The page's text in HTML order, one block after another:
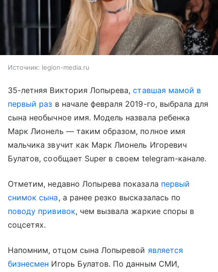
Источник: legion-media.ru
35-летняя Виктория Лопырева,ставшая мамой в
первый раз в начале февраля 2019-го, выбрала для
сына необычное имя. Модель назвала ребенка
Марк Лионель — таким образом, полное имя
мальчика звучит как Марк Лионель Игоревич
Булатов, сообщает Super в своем telegram-канале.
Отметим, недавно Лопырева показала первый
снимок сына, а ранее резко высказалась по
поводу прививок, чем вызвала жаркие споры в
соцсетях.
Напомним, отцом сына Лопыревой является
бизнесмен Игорь Булатов. По данным СМИ,